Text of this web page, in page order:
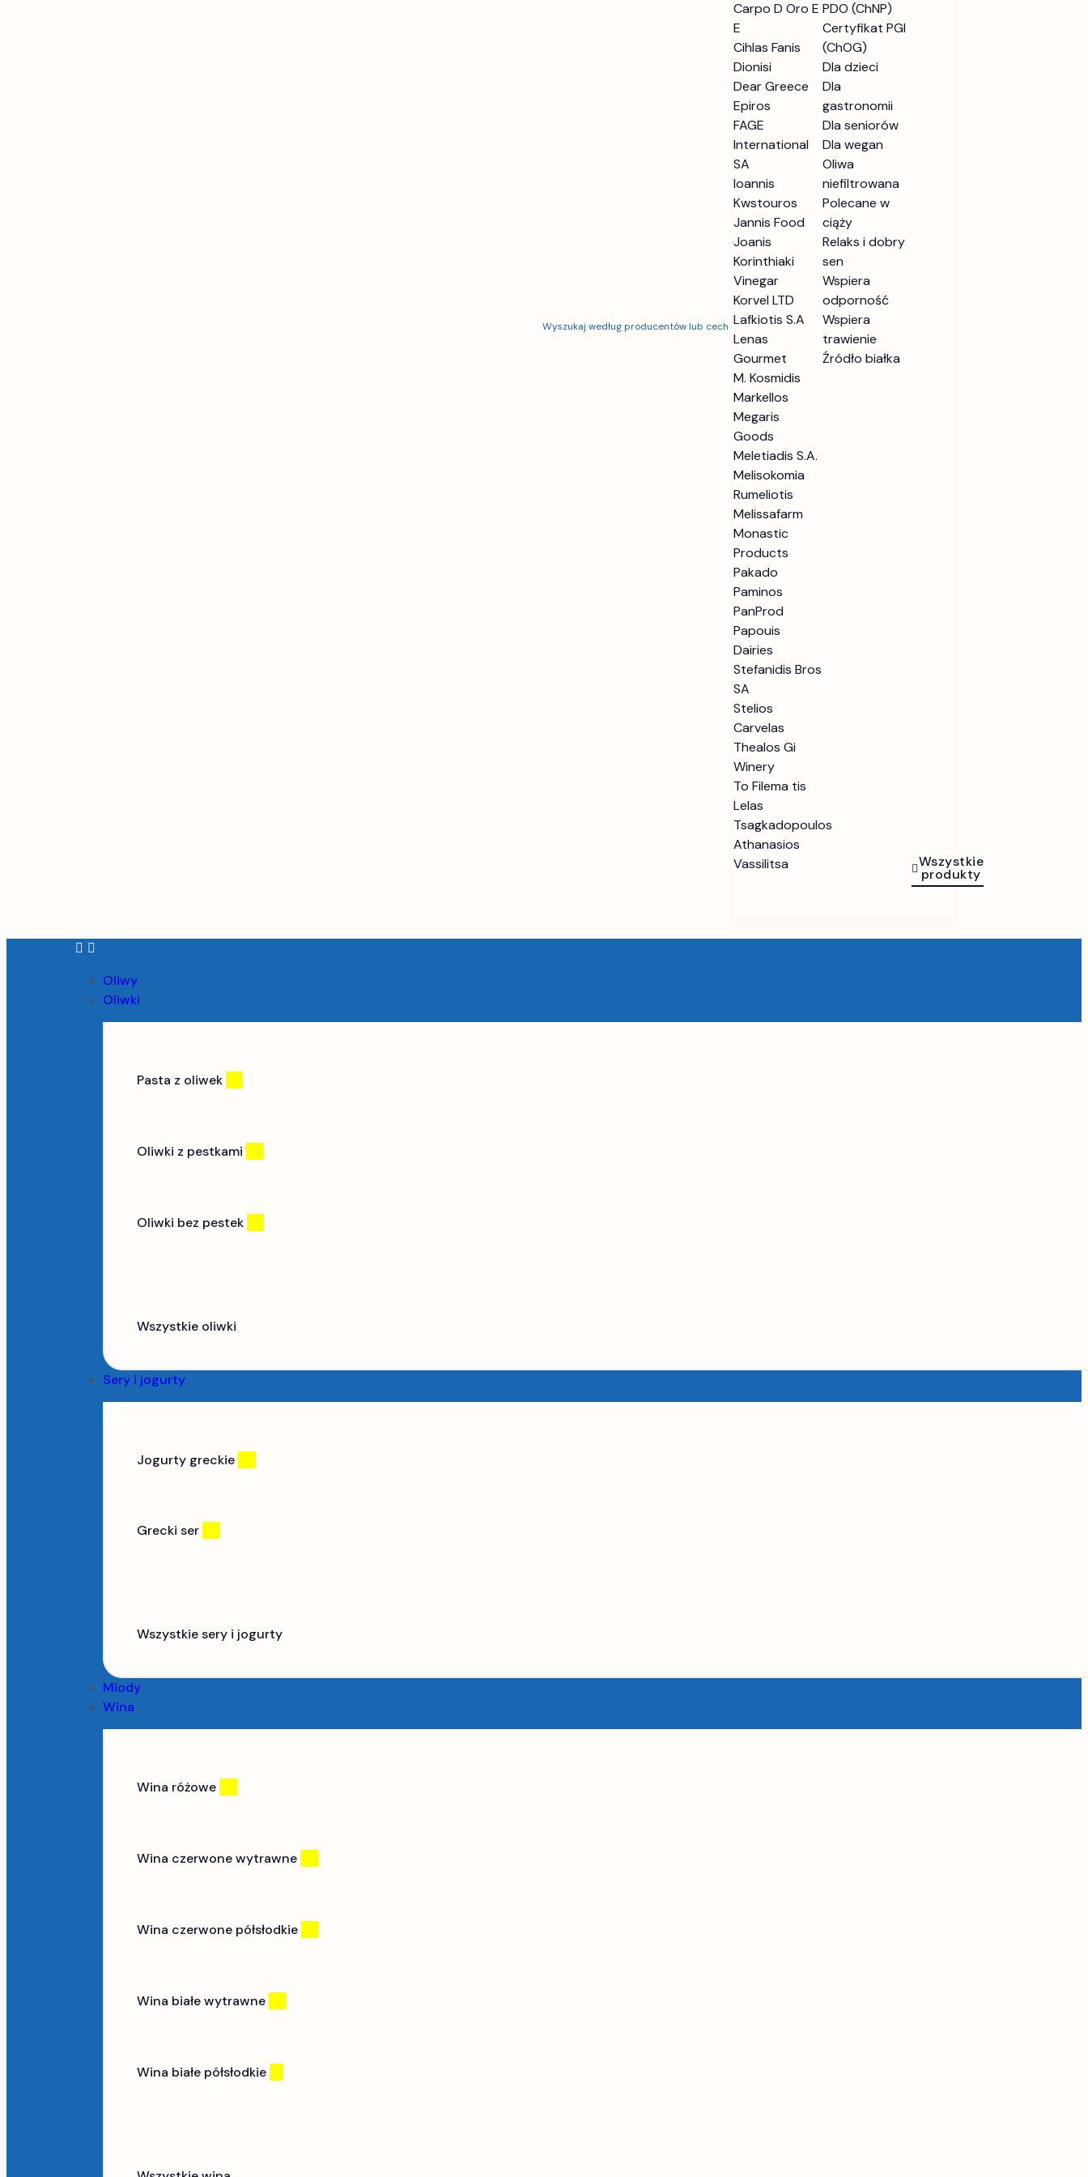
Wyszukaj według producentów lub cech
Carpo D Oro E
E
Cihlas Fanis
Dionisi
Dear Greece
Epiros
FAGE
International
SA
Ioannis
Kwstouros
Jannis Food
Joanis
Korinthiaki
Vinegar
Korvel LTD
Lafkiotis S.A
Lenas
Gourmet
M. Kosmidis
Markellos
Megaris
Goods
Meletiadis S.A.
Melisokomia
Rumeliotis
Melissafarm
Monastic
Products
Pakado
Paminos
PanProd
Papouis
Dairies
Stefanidis Bros
SA
Stelios
Carvelas
Thealos Gi
Winery
To Filema tis
Lelas
Tsagkadopoulos
Athanasios
Vassilitsa
PDO (ChNP)
Certyfikat PGI
(ChOG)
Dla dzieci
Dla
gastronomii
Dla seniorów
Dla wegan
Oliwa
niefiltrowana
Polecane w
ciąży
Relaks i dobry
sen
Wspiera
odporność
Wspiera
trawienie
Źródło białka
Wszystkie
produkty
Oliwy
Oliwki
Pasta z oliwek
Oliwki z pestkami
Oliwki bez pestek
Wszystkie oliwki
Sery i jogurty
Jogurty greckie
Grecki ser
Wszystkie sery i jogurty
Miody
Wina
Wina różowe
Wina czerwone wytrawne
Wina czerwone półsłodkie
Wina białe wytrawne
Wina białe półsłodkie